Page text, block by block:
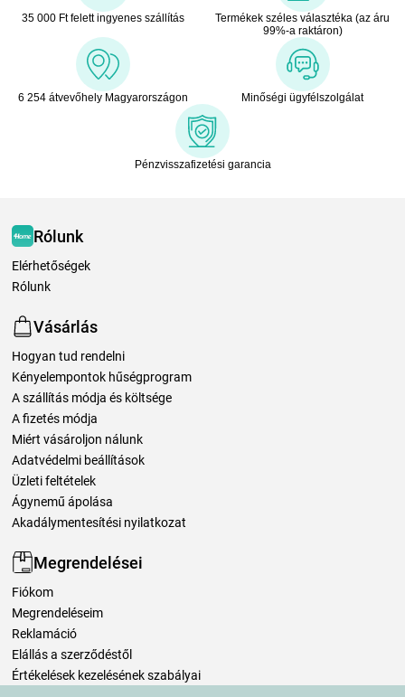
35 000 Ft felett ingyenes szállítás
Termékek széles választéka (az áru
99%-a raktáron)
6 254 átvevőhely Magyarországon Minőségi ügyfélszolgálat
Pénzvisszafizetési garancia
Rólunk
Elérhetőségek
Rólunk
Vásárlás
Hogyan tud rendelni
Kényelempontok hűségprogram
A szállítás módja és költsége
A fizetés módja
Miért vásároljon nálunk
Adatvédelmi beállítások
Üzleti feltételek
Ágynemű ápolása
Akadálymentesítési nyilatkozat
Megrendelései
Fiókom
Megrendeléseim
Reklamáció
Elállás a szerződéstől
Értékelések kezelésének szabályai